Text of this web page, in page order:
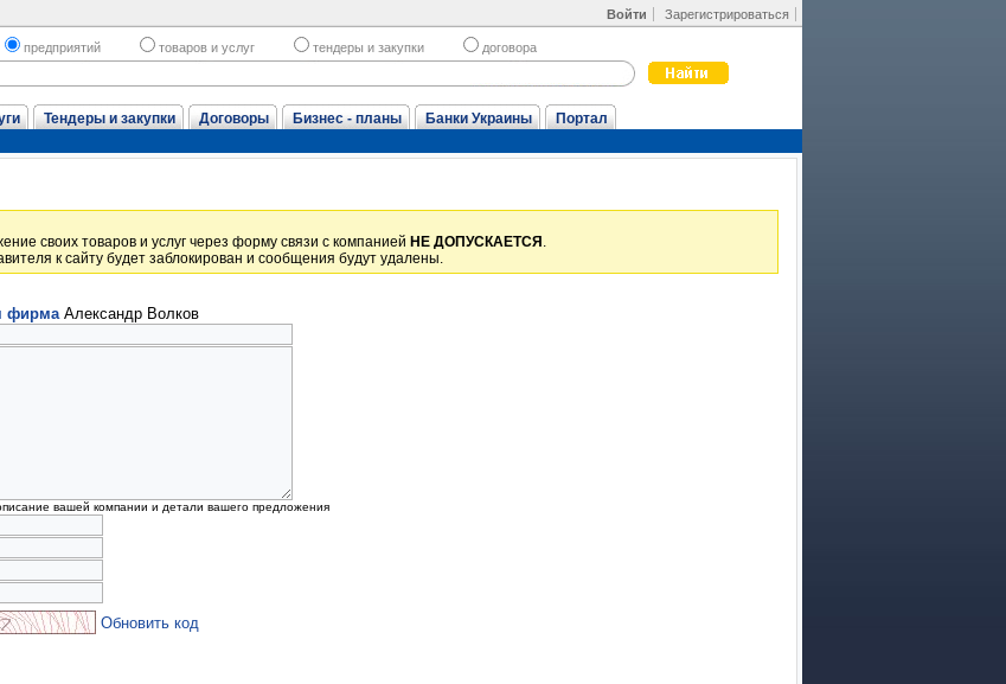
Войти Зарегистрироваться
предприятий товаров и услуг тендеры и закупки договора
Тендеры и закупки Договоры Бизнес - планы Банки Украины Портал
своих товаров и услуг через форму связи с компанией НЕ ДОПУСКАЕТСЯ .
к сайту будет заблокирован и сообщения будут удалены.
фирмаАлександр Волков
вашей компании и детали вашего предложения
Обновить код